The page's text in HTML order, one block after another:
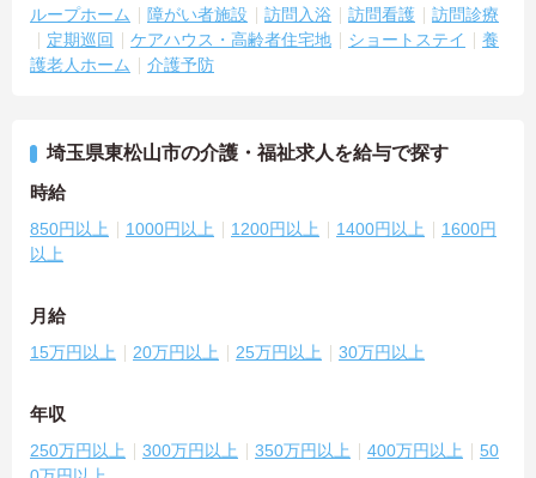
ループホーム
障がい者施設 訪問入浴 訪問看護
訪問診療
定期巡回
ケアハウス・高齢者住宅地 ショートステイ
養
護老人ホーム
介護予防
埼玉県東松山市の介護・福祉求人を給与で探す
時給
850円以上 1000円以上 1200円以上 1400円以上
1600円
以上
月給
15万円以上 20万円以上 25万円以上 30万円以上
年収
250万円以上 300万円以上 350万円以上 400万円以上
50